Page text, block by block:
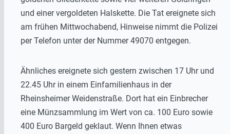
und einer vergoldeten Halskette. Die Tat ereignete sich
am frühen Mittwochabend, Hinweise nimmt die Polizei
per Telefon unter der Nummer 49070 entgegen.
Ähnliches ereignete sich gestern zwischen 17 Uhr und
22.45 Uhr in einem Einfamilienhaus in der
Rheinsheimer Weidenstraße. Dort hat ein Einbrecher
eine Münzsammlung im Wert von ca. 100 Euro sowie
400 Euro Bargeld geklaut. Wenn Ihnen etwas